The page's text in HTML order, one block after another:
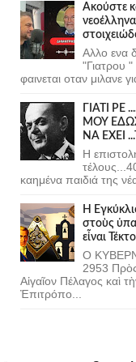
Ακούστε
Αλλο ενα
"Γιατρου
φαινεται οταν μιλανε
ΓΙΑΤΙ
ΜΟΥ
ΝΑ ΕΧΕΙ
Η
καημένα παιδιά της
Ἡ
στοὺς
εἶναι
Ο
2953
Αἰγαῖον Πέλαγος καὶ
Ἐπιτρόπο...